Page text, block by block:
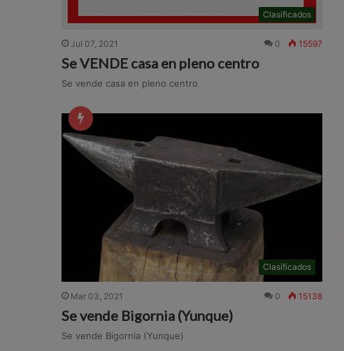
Clasificados
Jul 07, 2021 0 15597
Se VENDE casa en pleno centro
Se vende casa en pleno centro
Clasificados
Mar 03, 2021 0 15138
Se vende Bigornia (Yunque)
Se vende Bigornia (Yunque)